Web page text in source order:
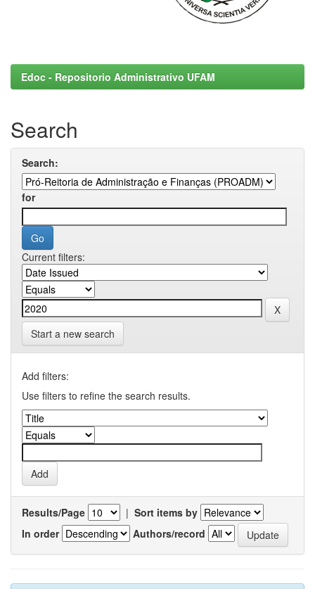
Edoc - Repositorio Administrativo UFAM
Search
Search:
for
Current filters:
Start a new search
Add filters:
Use filters to refine the search results.
Results/Page | Sort items by
In order
Authors/record